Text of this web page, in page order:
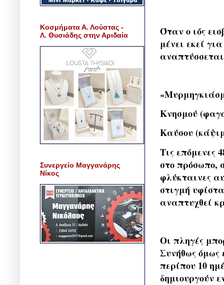
Όταν ο ιός
μένει εκεί
Κνησμού
Καύσου
Τις επόμενες
στο πρόσωπο,
φλύκταινες
στιγμή
αναπτυχθεί
Οι πληγές
Συνήθως όμως
περίπου 10
δημιουργούν
Κοσμήματα Α. Λούστας -
Λ. Θυσιάδης στην Αριδαία
Συνεργείο Μαγγανάρης
Νίκος